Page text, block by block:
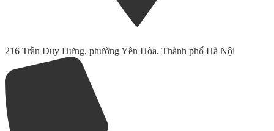
216 Trần Duy Hưng, phường Yên Hòa, Thành phố Hà Nội